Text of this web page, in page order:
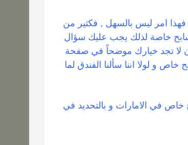
امر ليس بالسهل , فكثير من
مسابح خاصة لذلك يجب عليك سؤال
لا تجد خيارك موضحاً في صفحة
و لولا اننا سألنا الفندق لما
في الامارات و بالتحديد في